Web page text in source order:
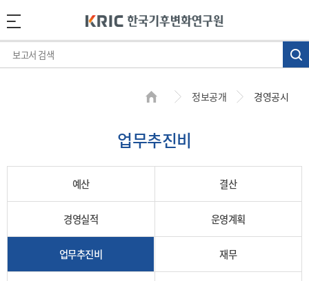
정보공개 경영공시
업무추진비
예산 결산
경영실적 운영계획
업무추진비 재무